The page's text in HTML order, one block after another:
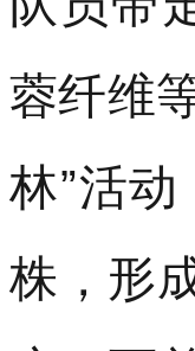
株，形
户，可
的双赢
配不同